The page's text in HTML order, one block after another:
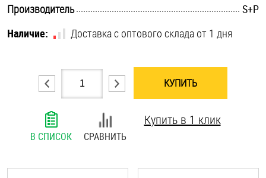
Производитель
S+P
Наличие:
Доставка с оптового склада от 1 дня
КУПИТЬ
В СПИСОК СРАВНИТЬ
Купить в 1 клик